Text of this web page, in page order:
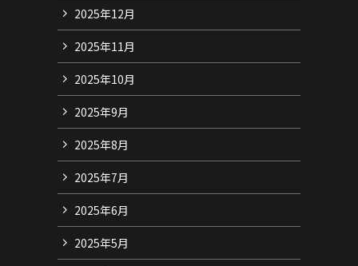
2025年12月
2025年11月
2025年10月
2025年9月
2025年8月
2025年7月
2025年6月
2025年5月